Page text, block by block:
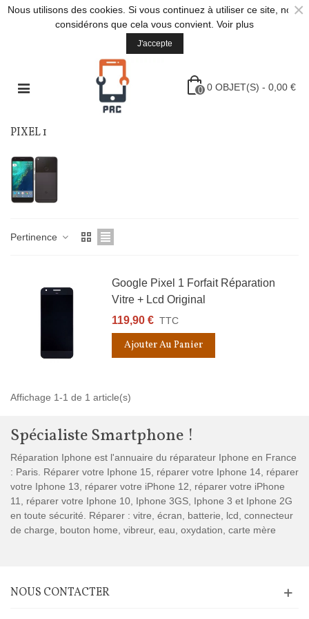
Nous utilisons des cookies. Si vous continuez à utiliser ce site, nous
considérons que cela vous convient. Voir plus
J'accepte
×
0 0 OBJET(S) - 0,00 €
PIXEL 1
Pertinence
Google Pixel 1 Forfait Réparation
Vitre + Lcd Original
119,90 € TTC
Ajouter Au Panier
Affichage 1-1 de 1 article(s)
Spécialiste Smartphone !
Réparation Iphone est l'annuaire du réparateur Iphone en France
: Paris. Réparer votre Iphone 15, réparer votre Iphone 14, réparer
votre Iphone 13, réparer votre iPhone 12, réparer votre iPhone
11, réparer votre Iphone 10, Iphone 3GS, Iphone 3 et Iphone 2G
en toute sécurité. Réparer : vitre, écran, batterie, lcd, connecteur
de charge, bouton home, vibreur, eau, oxydation, carte mère
NOUS CONTACTER